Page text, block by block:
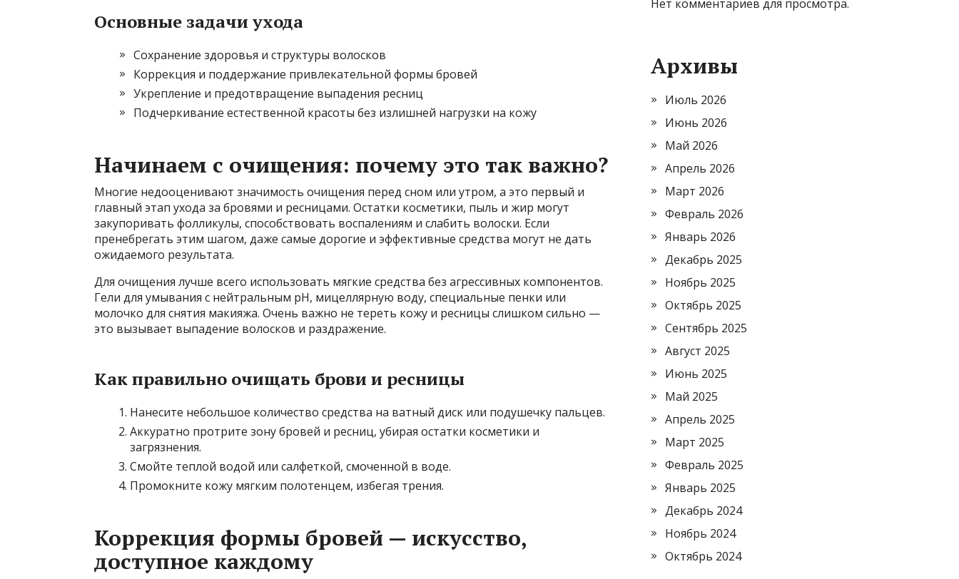
Основные задачи ухода
Сохранение здоровья и структуры волосков
Коррекция и поддержание привлекательной формы бровей
Укрепление и предотвращение выпадения ресниц
Подчеркивание естественной красоты без излишней нагрузки на кожу
Начинаем с очищения: почему это так важно?
Многие недооценивают значимость очищения перед сном или утром, а это первый и
главный этап ухода за бровями и ресницами. Остатки косметики, пыль и жир могут
закупоривать фолликулы, способствовать воспалениям и слабить волоски. Если
пренебрегать этим шагом, даже самые дорогие и эффективные средства могут не дать
ожидаемого результата.
Для очищения лучше всего использовать мягкие средства без агрессивных компонентов.
Гели для умывания с нейтральным pH, мицеллярную воду, специальные пенки или
молочко для снятия макияжа. Очень важно не тереть кожу и ресницы слишком сильно —
это вызывает выпадение волосков и раздражение.
Как правильно очищать брови и ресницы
Нанесите небольшое количество средства на ватный диск или подушечку пальцев.
Аккуратно протрите зону бровей и ресниц, убирая остатки косметики и
загрязнения.
Смойте теплой водой или салфеткой, смоченной в воде.
Промокните кожу мягким полотенцем, избегая трения.
Коррекция формы бровей — искусство,
доступное каждому
Нет комментариев для просмотра.
Архивы
Июль 2026
Июнь 2026
Май 2026
Апрель 2026
Март 2026
Февраль 2026
Январь 2026
Декабрь 2025
Ноябрь 2025
Октябрь 2025
Сентябрь 2025
Август 2025
Июнь 2025
Май 2025
Апрель 2025
Март 2025
Февраль 2025
Январь 2025
Декабрь 2024
Ноябрь 2024
Октябрь 2024